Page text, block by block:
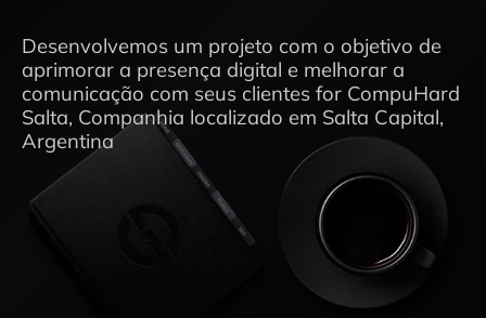
Desenvolvemos um projeto com o objetivo de
aprimorar a presença digital e melhorar a
comunicação com seus clientes for CompuHard
Salta, Companhia localizado em Salta Capital,
Argentina